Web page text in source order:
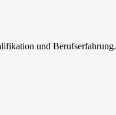
und Berufserfahrung.